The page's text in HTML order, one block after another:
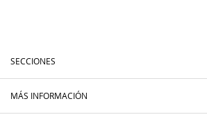
SECCIONES
MÁS INFORMACIÓN